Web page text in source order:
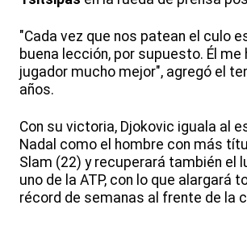
"Cada vez que nos patean el culo
buena lección, por supuesto. Él me
jugador mucho mejor", agregó el
años.
Con su victoria, Djokovic iguala al
Nadal como el hombre con más
Slam (22) y recuperará también el
uno de la ATP, con lo que alargará
récord de semanas al frente de la